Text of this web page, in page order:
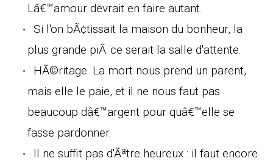
Lâ€™amour devrait en faire autant.
Si l'on bÃ¢tissait la maison du bonheur, la
plus grande piÃ¨ce serait la salle d'attente.
HÃ©ritage. La mort nous prend un parent,
mais elle le paie, et il ne nous faut pas
beaucoup dâ€™argent pour quâ€™elle se
fasse pardonner.
Il ne suffit pas d'Ãªtre heureux : il faut encore